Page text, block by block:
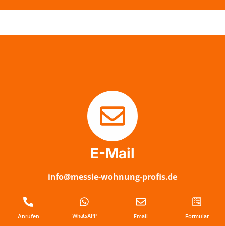
E-Mail
info@messie-wohnung-profis.de
Anrufen WhatsAPP Email Formular